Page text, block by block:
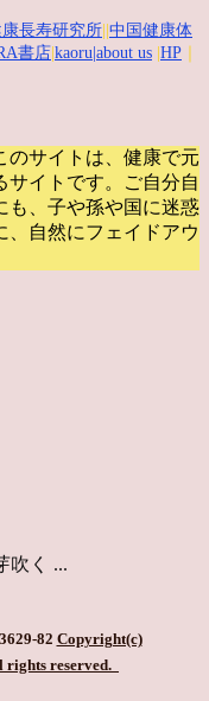
長寿研究所 中国健康体
書店 kaoru |about us HP
のサイトは、健康で元
イトです。
ご自分自
も、子や孫や国に迷惑
、自然にフェイドアウ
吹く ...
82 Copyright(c)
rights reserved.